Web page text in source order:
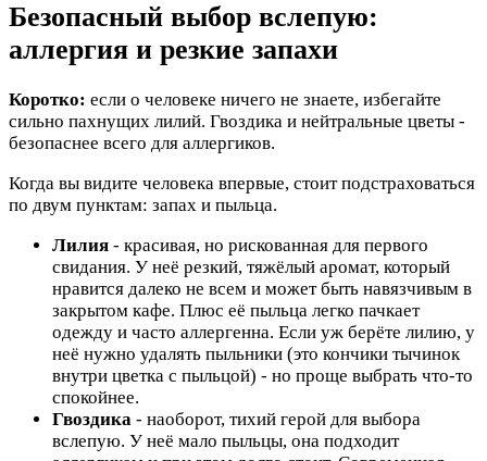
Безопасный выбор вслепую:
аллергия и резкие запахи
Коротко: если о человеке ничего не знаете, избегайте
сильно пахнущих лилий. Гвоздика и нейтральные цветы -
безопаснее всего для аллергиков.
Когда вы видите человека впервые, стоит подстраховаться
по двум пунктам: запах и пыльца.
Лилия - красивая, но рискованная для первого
свидания. У неё резкий, тяжёлый аромат, который
нравится далеко не всем и может быть навязчивым в
закрытом кафе. Плюс её пыльца легко пачкает
одежду и часто аллергенна. Если уж берёте лилию, у
неё нужно удалять пыльники (это кончики тычинок
внутри цветка с пыльцой) - но проще выбрать что-то
спокойнее.
Гвоздика - наоборот, тихий герой для выбора
вслепую. У неё мало пыльцы, она подходит